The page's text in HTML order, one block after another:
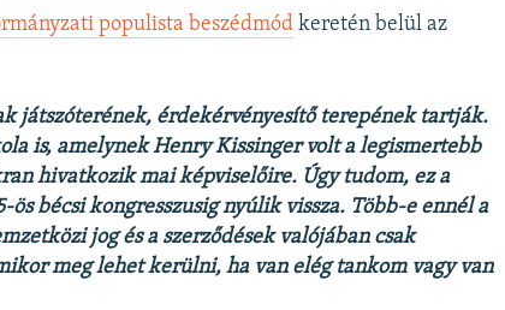
populista beszédmód keretén belül az
játszóterének, érdekérvényesítő terepének tartják.
is, amelynek Henry Kissinger volt a legismertebb
hivatkozik mai képviselőire. Úgy tudom, ez a
ös bécsi kongresszusig nyúlik vissza. Több-e ennél a
jog és a szerződések valójában csak
meg lehet kerülni, ha van elég tankom vagy van